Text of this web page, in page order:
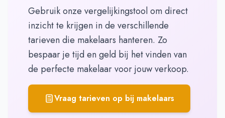
Gebruik onze vergelijkingstool om direct
inzicht te krijgen in de verschillende
tarieven die makelaars hanteren. Zo
bespaar je tijd en geld bij het vinden van
de perfecte makelaar voor jouw verkoop.
Vraag tarieven op bij makelaars